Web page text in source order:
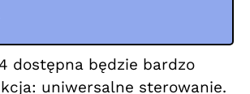
dostępna będzie bardzo
uniwersalne sterowanie.